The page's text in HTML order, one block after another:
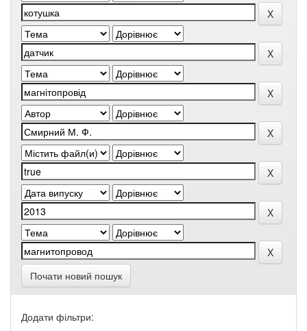
Почати новий пошук
Додати фільтри: